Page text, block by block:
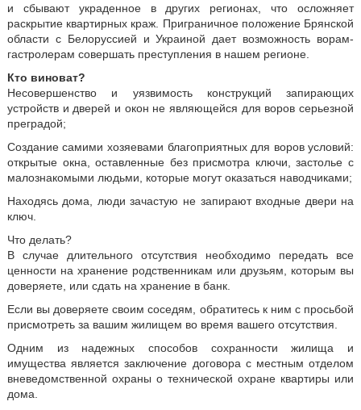
и сбывают украденное в других регионах, что осложняет
раскрытие квартирных краж. Приграничное положение Брянской
области с Белоруссией и Украиной дает возможность ворам-
гастролерам совершать преступления в нашем регионе.
Кто виноват?
Несовершенство и уязвимость конструкций запирающих
устройств и дверей и окон не являющейся для воров серьезной
преградой;
Создание самими хозяевами благоприятных для воров условий:
открытые окна, оставленные без присмотра ключи, застолье с
малознакомыми людьми, которые могут оказаться наводчиками;
Находясь дома, люди зачастую не запирают входные двери на
ключ.
Что делать?
В случае длительного отсутствия необходимо передать все
ценности на хранение родственникам или друзьям, которым вы
доверяете, или сдать на хранение в банк.
Если вы доверяете своим соседям, обратитесь к ним с просьбой
присмотреть за вашим жилищем во время вашего отсутствия.
Одним из надежных способов сохранности жилища и
имущества является заключение договора с местным отделом
вневедомственной охраны о технической охране квартиры или
дома.